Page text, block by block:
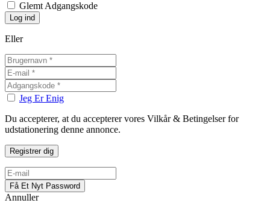
Glemt Adgangskode
Eller
Jeg Er Enig
Du accepterer, at du accepterer vores Vilkår & Betingelser for
udstationering denne annonce.
Annuller